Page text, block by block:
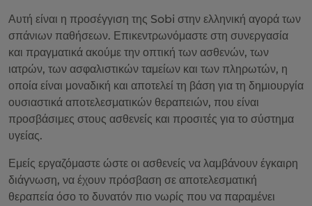
Αυτή είναι η προσέγγιση της Sobi στην ελληνική αγορά των
σπάνιων παθήσεων. Επικεντρωνόμαστε στη συνεργασία
και πραγματικά ακούμε την οπτική των ασθενών, των
ιατρών, των ασφαλιστικών ταμείων και των πληρωτών, η
οποία είναι μοναδική και αποτελεί τη βάση για τη δημιουργία
ουσιαστικά αποτελεσματικών θεραπειών, που είναι
προσβάσιμες στους ασθενείς και προσιτές για το σύστημα
υγείας.
Εμείς εργαζόμαστε ώστε οι ασθενείς να λαμβάνουν έγκαιρη
διάγνωση, να έχουν πρόσβαση σε αποτελεσματική
θεραπεία όσο το δυνατόν πιο νωρίς που να παραμένει